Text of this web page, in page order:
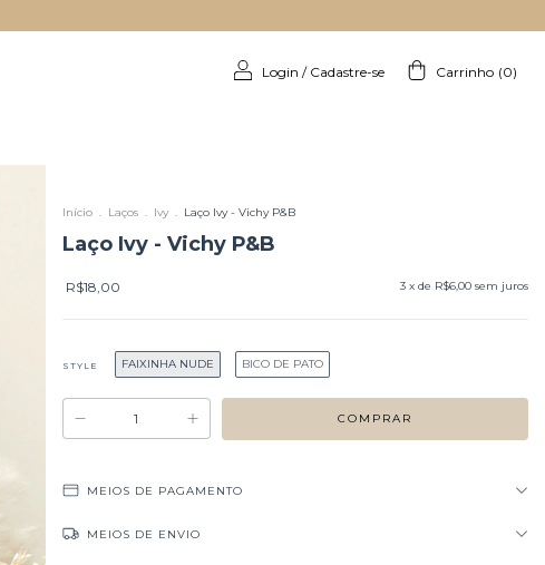
Login / Cadastre-se Carrinho (0)
Início . Laços . Ivy . Laço Ivy - Vichy P&B
Laço Ivy - Vichy P&B
R$18,00 3 x de R$6,00 sem juros
STYLE FAIXINHA NUDE BICO DE PATO
MEIOS DE PAGAMENTO
MEIOS DE ENVIO